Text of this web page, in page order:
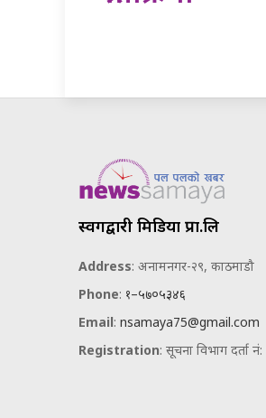
स्वर्गद्वारी मिडिया प्रा.लि
Address: अनामनगर-२९, काठमाडौ
Phone: १–५७०५३४६
Email: nsamaya75@gmail.com
Registration: सूचना विभाग दर्ता